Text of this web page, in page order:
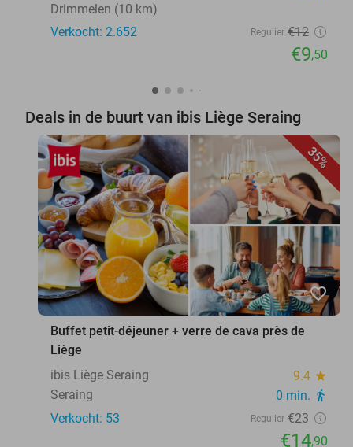
Drimmelen (10 km)
Verkocht: 2.652
Regulier €12
€9,50
Deals in de buurt van ibis Liège Seraing
35%
favorite_border
Buffet petit-déjeuner + verre de cava près de
Liège
ibis Liège Seraing
9.4 star
Seraing 0 min. directions_walk
Verkocht: 53 Regulier €23
€14,90